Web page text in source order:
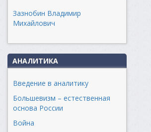
Зазнобин Владимир
Михайлович
АНАЛИТИКА
Введение в аналитику
Большевизм – естественная
основа России
Война